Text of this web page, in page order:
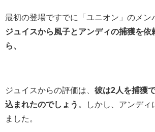
最初の登場ですでに「ユニオン」のメン
ジュイスから風子とアンディの捕獲を依
ら、
ジュイスからの評価は、 彼は2人を捕獲
込まれたのでしょう 。しかし、アンディ
ました。